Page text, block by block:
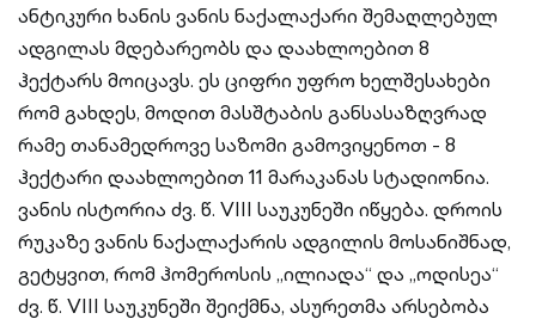
ანტიკური ხანის ვანის ნაქალაქარი შემაღლებულ
ადგილას მდებარეობს და დაახლოებით 8
ჰექტარს მოიცავს. ეს ციფრი უფრო ხელშესახები
რომ გახდეს, მოდით მასშტაბის განსასაზღვრად
რამე თანამედროვე საზომი გამოვიყენოთ - 8
ჰექტარი დაახლოებით 11 მარაკანას სტადიონია.
ვანის ისტორია ძვ. წ. VIII საუკუნეში იწყება. დროის
რუკაზე ვანის ნაქალაქარის ადგილის მოსანიშნად,
გეტყვით, რომ ჰომეროსის „ილიადა“ და „ოდისეა“
ძვ. წ. VIII საუკუნეში შეიქმნა, ასურეთმა არსებობა